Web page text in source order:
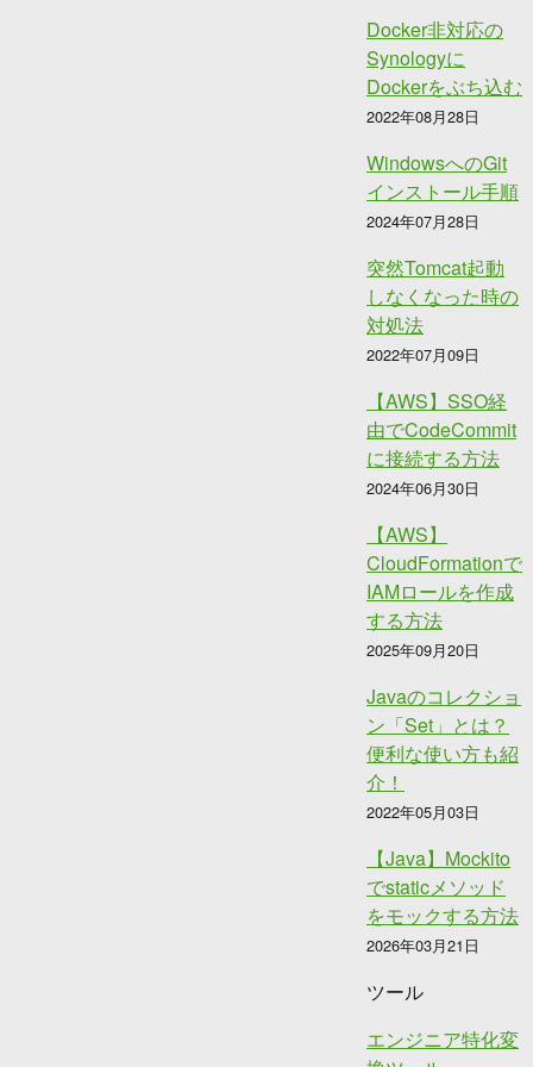
Docker非対応の
Synologyに
Dockerをぶち込む
2022年08月28日
WindowsへのGit
インストール手順
2024年07月28日
突然Tomcat起動
しなくなった時の
対処法
2022年07月09日
【AWS】SSO経
由でCodeCommit
に接続する方法
2024年06月30日
【AWS】
CloudFormationで
IAMロールを作成
する方法
2025年09月20日
Javaのコレクショ
ン「Set」とは？
便利な使い方も紹
介！
2022年05月03日
【Java】Mockito
でstaticメソッド
をモックする方法
2026年03月21日
ツール
エンジニア特化変